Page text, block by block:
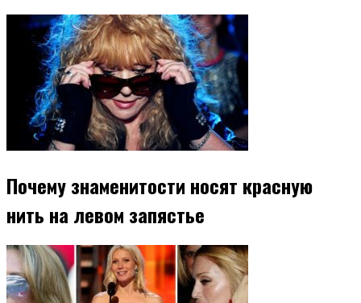
Почему знаменитости носят красную
нить на левом запястье